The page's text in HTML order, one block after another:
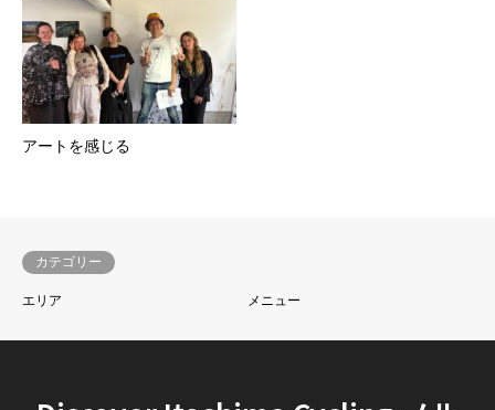
アートを感じる
カテゴリー
エリア メニュー